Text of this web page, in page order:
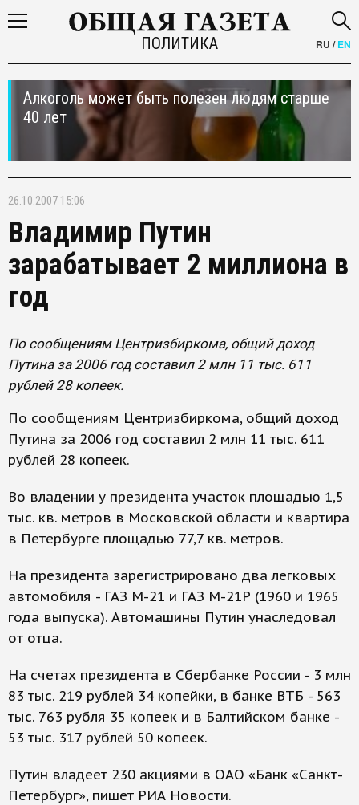
ПОЛИТИКА RU /EN
Алкоголь может быть полезен людям старше
40 лет
26.10.2007 15:06
Владимир Путин
зарабатывает 2 миллиона в
год
По сообщениям Центризбиркома, общий доход
Путина за 2006 год составил 2 млн 11 тыс. 611
рублей 28 копеек.
По сообщениям Центризбиркома, общий доход
Путина за 2006 год составил 2 млн 11 тыс. 611
рублей 28 копеек.
Во владении у президента участок площадью 1,5
тыс. кв. метров в Московской области и квартира
в Петербурге площадью 77,7 кв. метров.
На президента зарегистрировано два легковых
автомобиля - ГАЗ М-21 и ГАЗ М-21Р (1960 и 1965
года выпуска). Автомашины Путин унаследовал
от отца.
На счетах президента в Сбербанке России - 3 млн
83 тыс. 219 рублей 34 копейки, в банке ВТБ - 563
тыс. 763 рубля 35 копеек и в Балтийском банке -
53 тыс. 317 рублей 50 копеек.
Путин владеет 230 акциями в ОАО «Банк «Санкт-
Петербург», пишет РИА Новости.